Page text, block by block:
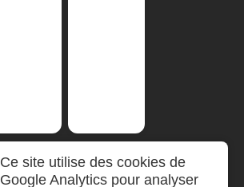
Ce site utilise des cookies de
Google Analytics pour analyser